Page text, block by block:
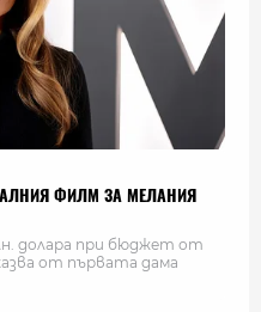
ФИЛМ ЗА МЕЛАНИЯ
долара при бюджет от
от първата дама